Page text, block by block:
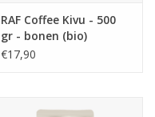
RAF Coffee Kivu - 500
gr - bonen (bio)
€17,90